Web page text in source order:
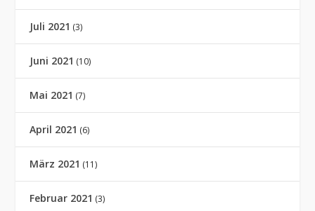
Juli 2021 (3)
Juni 2021 (10)
Mai 2021 (7)
April 2021 (6)
März 2021 (11)
Februar 2021 (3)